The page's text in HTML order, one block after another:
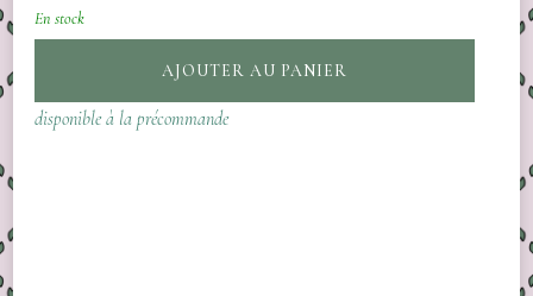
En stock
AJOUTER AU PANIER
disponible à la précommande